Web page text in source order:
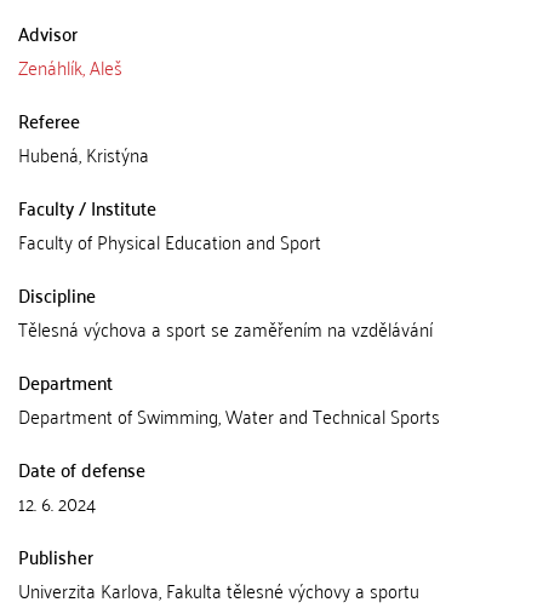
Advisor
Zenáhlík, Aleš
Referee
Hubená, Kristýna
Faculty / Institute
Faculty of Physical Education and Sport
Discipline
Tělesná výchova a sport se zaměřením na vzdělávání
Department
Department of Swimming, Water and Technical Sports
Date of defense
12. 6. 2024
Publisher
Univerzita Karlova, Fakulta tělesné výchovy a sportu